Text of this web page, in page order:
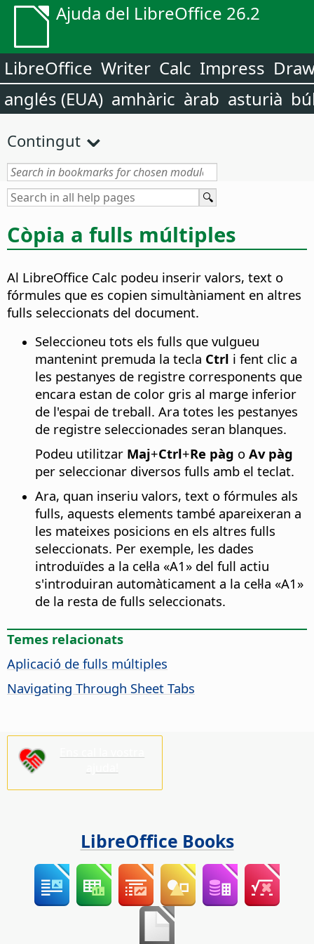
Ajuda del LibreOffice 26.2
LibreOffice Writer Calc Impress
anglés (EUA) amhàric àrab asturià
Contingut
Còpia a fulls múltiples
Al LibreOffice Calc podeu inserir valors, text o
fórmules que es copien simultàniament en altres
fulls seleccionats del document.
Seleccioneu tots els fulls que vulgueu
mantenint premuda la tecla Ctrl i fent clic a
les pestanyes de registre corresponents que
encara estan de color gris al marge inferior
de l'espai de treball. Ara totes les pestanyes
de registre seleccionades seran blanques.
Podeu utilitzar Maj+Ctrl+Re pàg o Av pàg
per seleccionar diversos fulls amb el teclat.
Ara, quan inseriu valors, text o fórmules als
fulls, aquests elements també apareixeran a
les mateixes posicions en els altres fulls
seleccionats. Per exemple, les dades
introduïdes a la cel·la «A1» del full actiu
s'introduiran automàticament a la cel·la «A1»
de la resta de fulls seleccionats.
Temes relacionats
Aplicació de fulls múltiples
Navigating Through Sheet Tabs
LibreOffice Books